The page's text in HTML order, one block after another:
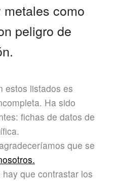
como
peligro de
estos listados es
Ha sido
fichas de datos de
que se
que contrastar los